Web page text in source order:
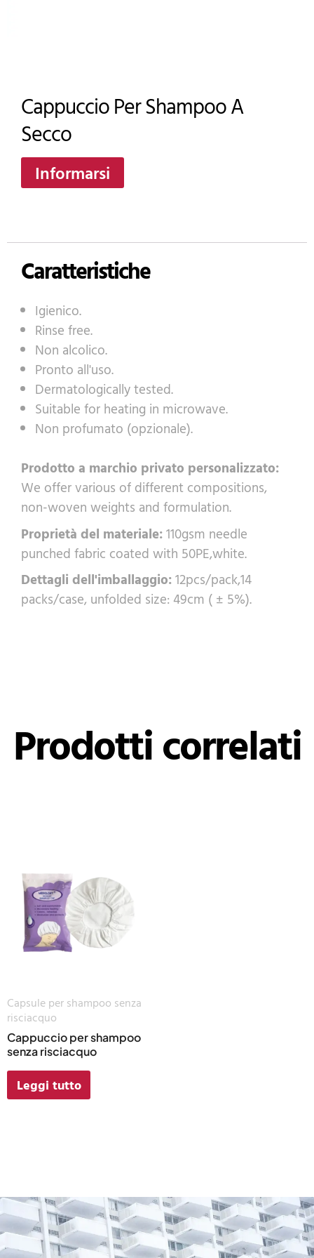
Cappuccio Per Shampoo A
Secco
Informarsi
Caratteristiche
Igienico.
Rinse free.
Non alcolico.
Pronto all'uso.
Dermatologically tested.
Suitable for heating in microwave.
Non profumato (opzionale).
Prodotto a marchio privato personalizzato:
We offer various of different compositions,
non-woven weights and formulation.
Proprietà del materiale:110gsm needle
punched fabric coated with 50PE,white.
Dettagli dell'imballaggio:12pcs/pack,14
packs/case, unfolded size: 49cm ( ± 5%).
Prodotti correlati
Capsule per shampoo senza
risciacquo
Cappuccio per shampoo
senza risciacquo
Leggi tutto